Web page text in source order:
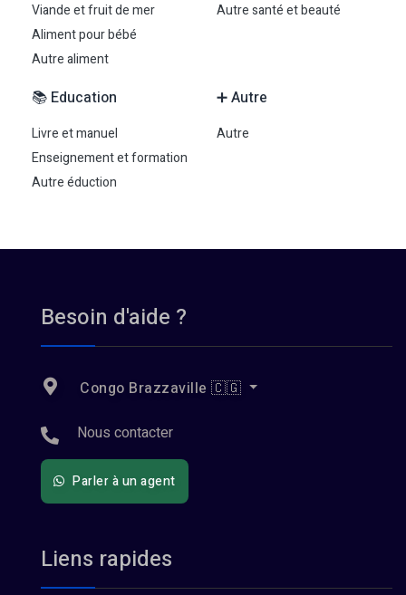
Viande et fruit de mer
Aliment pour bébé
Autre aliment
Autre santé et beauté
📚 Education
Livre et manuel
Enseignement et formation
Autre éduction
➕ Autre
Autre
Besoin d'aide ?
Congo Brazzaville 🇨🇬
Nous contacter
Parler à un agent
Liens rapides